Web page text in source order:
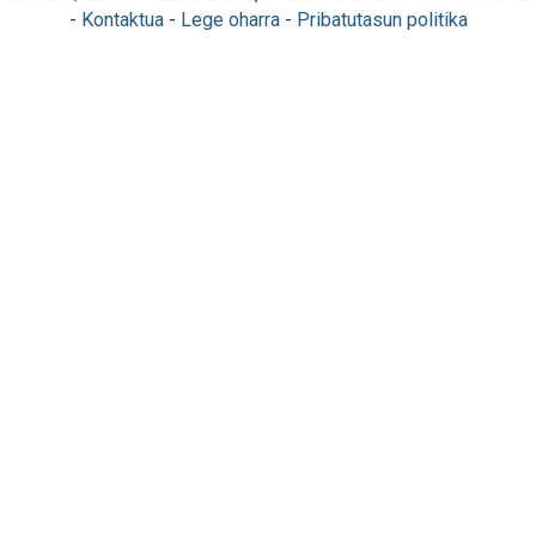
- Kontaktua- Lege oharra- Pribatutasun politika